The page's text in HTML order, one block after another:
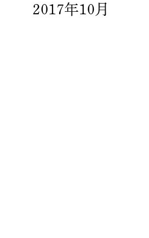
2017年10月